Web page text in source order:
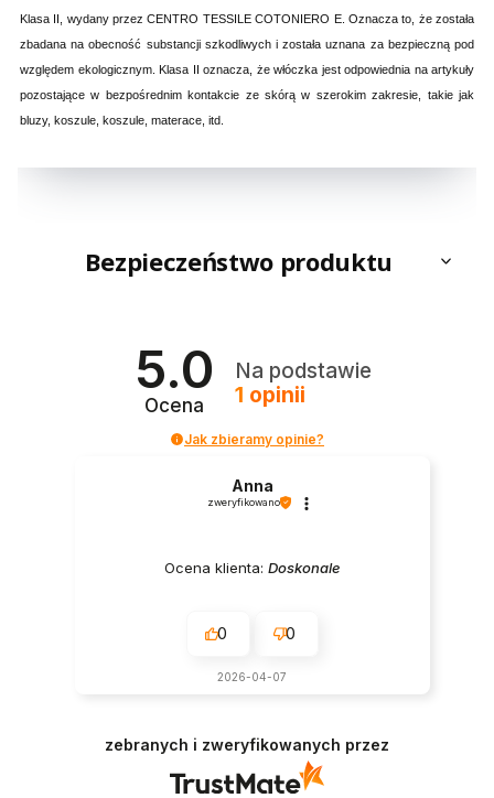
Klasa II, wydany przez CENTRO TESSILE COTONIERO E. Oznacza to, że została
zbadana na obecność substancji szkodliwych i została uznana za bezpieczną pod
względem ekologicznym. Klasa II oznacza, że włóczka jest odpowiednia na artykuły
pozostające w bezpośrednim kontakcie ze skórą w szerokim zakresie, takie jak
bluzy, koszule, koszule, materace, itd.
Bezpieczeństwo produktu
5.0
Ocena
Na podstawie
1 opinii
Jak zbieramy opinie?
Anna
zweryfikowano
Ocena klienta: Doskonale
0 0
2026-04-07
zebranych i zweryfikowanych przez